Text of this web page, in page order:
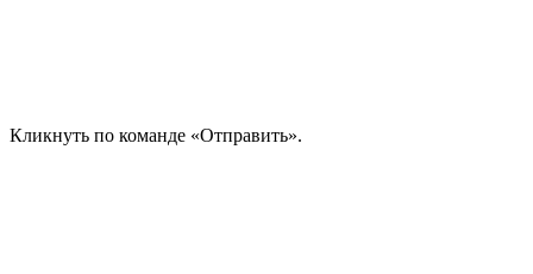
Кликнуть по команде «Отправить».